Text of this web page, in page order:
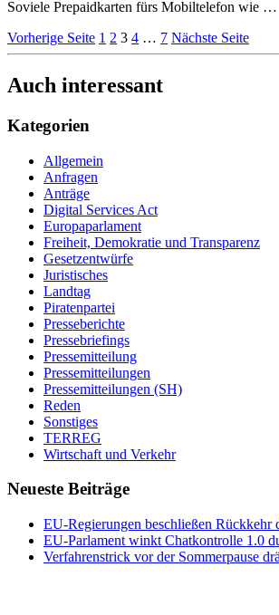
Soviele Prepaidkarten fürs Mobiltelefon wie …
Vorherige Seite 1 2 3 4 … 7 Nächste Seite
Auch interessant
Kategorien
Allgemein
Anfragen
Anträge
Digital Services Act
Europaparlament
Freiheit, Demokratie und Transparenz
Gesetzentwürfe
Juristisches
Landtag
Piratenpartei
Presseberichte
Pressebriefings
Pressemitteilung
Pressemitteilungen
Pressemitteilungen (SH)
Reden
Sonstiges
TERREG
Wirtschaft und Verkehr
Neueste Beiträge
EU-Regierungen beschließen
EU-Parlament winkt Chatkontrolle 1.0
Verfahrenstrick vor der Sommerpause